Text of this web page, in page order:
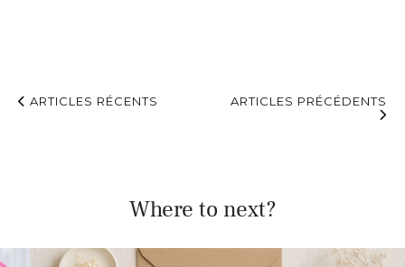
ARTICLES RÉCENTS ARTICLES PRÉCÉDENTS
Where to next?